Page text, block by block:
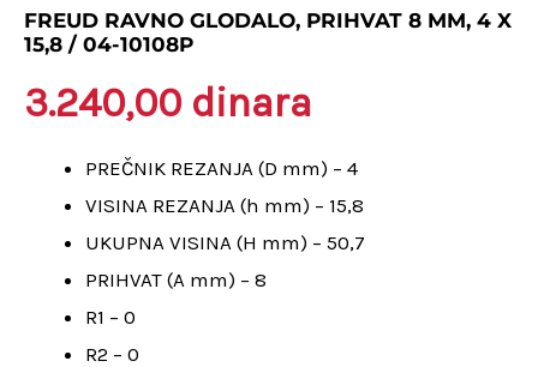
FREUD RAVNO GLODALO, PRIHVAT 8 MM, 4 X
15,8 / 04-10108P
3.240,00 dinara
PREČNIK REZANJA (D mm) – 4
VISINA REZANJA (h mm) – 15,8
UKUPNA VISINA (H mm) – 50,7
PRIHVAT (A mm) – 8
R1 – 0
R2 – 0
prihvat
8
mm,
10108P
količina